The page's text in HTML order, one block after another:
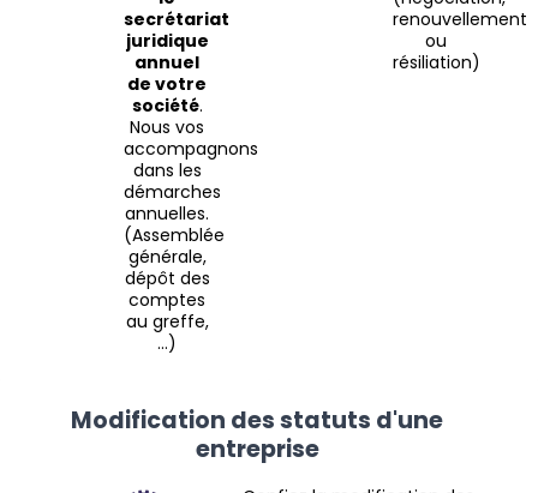
secrétariat
juridique
annuel
de votre
société.
Nous vos
accompagnons
dans les
démarches
annuelles.
(Assemblée
générale,
dépôt des
comptes
au greffe,
…)
renouvellement
ou
résiliation)
Modification des statuts d'une
entreprise